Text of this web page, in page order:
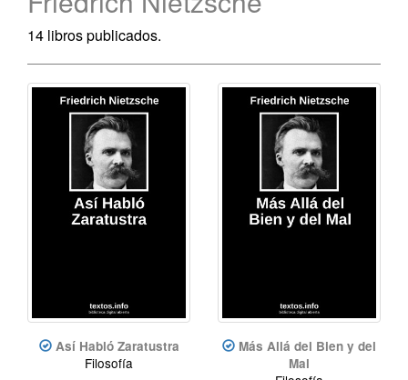
14 libros publicados.
Así Habló Zaratustra
Filosofía
Más Allá del Bien y del
Mal